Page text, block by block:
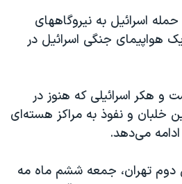
اسرائیل به نیروگاههای
هواپیمای جنگی اسرائیل در
و هکر اسرائیلی که هنوز در
خلبان و نفوذ به مراکز هسته‌ای
می‌دهد.
تهران، جمعه ششم ماه مه